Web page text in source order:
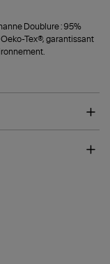
Doublure : 95%
Tex®, garantissant